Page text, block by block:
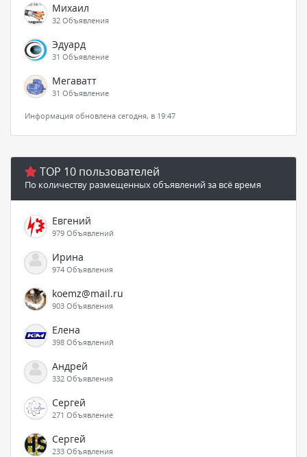
Михаил
32 Объявления
Эдуард
31 Объявление
Мегаватт
31 Объявление
Информация обновлена сегодня, в 19:47
TOP 10 пользователей
По количеству размещенных объявлений за всё время
Евгений
979 Объявлений
Ирина
974 Объявления
koemz@mail.ru
903 Объявления
Елена
398 Объявлений
Андрей
332 Объявления
Сергей
271 Объявление
Сергей
233 Объявления